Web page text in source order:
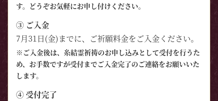
す。どうぞお気軽にお申し付けください。
③ ご入金
7月31日(金)までに、ご祈願料金をご入金ください。
※ご入金後は、糸結霊祈祷のお申し込みとして受付を行うた
め、お手数ですが受付までご入金完了のご連絡をお願いいた
します。
④ 受付完了